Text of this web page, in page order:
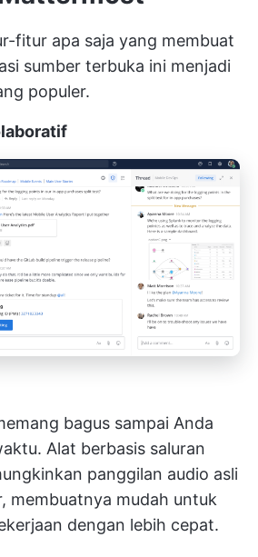
fitur apa saja yang membuat
sumber terbuka ini menjadi
populer.
bagus sampai Anda
Alat berbasis saluran
panggilan audio asli
membuatnya mudah untuk
dengan lebih cepat.